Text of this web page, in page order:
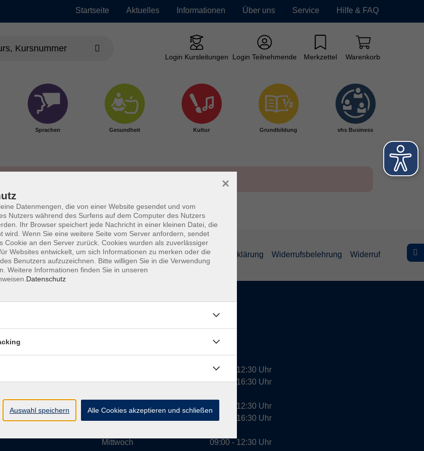
Startseite Aktuelles Informationen Über uns Service Hilfe & FAQ
Login Kursleitungen Login Teilnehmende Merkzettel Warenkorb
Sprachen Gesundheit Kultur Grundbildung vhs Business
Impressum AGBs Datenschutzerklärung Barrierefreiheitserklärung Widerrufsbelehrung Widerruf
e. V.
Dienstag
Mittwoch
09:00 - 12:30 Uhr
13:00 - 16:30 Uhr
10:00 - 12:30 Uhr
13:00 - 16:30 Uhr
09:00 - 12:30 Uhr
Datenmengen, die von einer Website gesendet und vom
Nutzers während des Surfens auf dem Computer des Nutzers
Ihr Browser speichert jede Nachricht in einer kleinen Datei, die
wird. Wenn Sie eine weitere Seite vom Server anfordern, sendet
Cookie an den Server zurück. Cookies wurden als zuverlässiger
Websites entwickelt, um sich Informationen zu merken oder die
Benutzers aufzuzeichnen. Bitte willigen Sie in die Verwendung
Weitere Informationen finden Sie in unseren
Datenschutz
×
Auswahl speichern Alle Cookies akzeptieren und schließen